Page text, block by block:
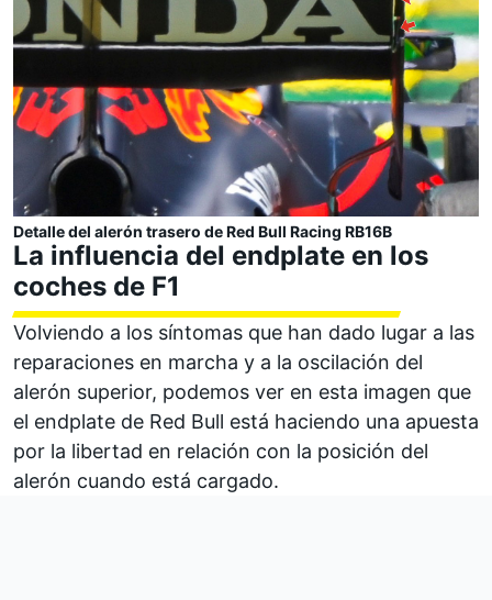
Detalle del alerón trasero de Red Bull Racing RB16B
La influencia del endplate en los
coches de F1
Volviendo a los síntomas que han dado lugar a las
reparaciones en marcha y a la oscilación del
alerón superior, podemos ver en esta imagen que
el endplate de Red Bull está haciendo una apuesta
por la libertad en relación con la posición del
alerón cuando está cargado.